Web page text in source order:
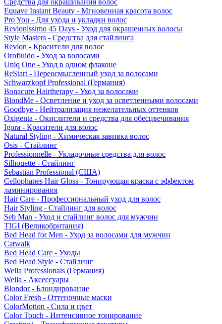
Средства для окрашивания волос
Equave Instant Beauty - Мгновенная красота волос
Pro You - Для ухода и укладки волос
Revlonissimo 45 Days - Уход для окрашенных волосы
Style Masters - Средства для стайлинга
Revlon - Красители для волос
Orofluido - Уход за волосами
Uniq One - Уход в одном флаконе
ReStart - Переосмысленный уход за волосами
Schwarzkopf Professional (Германия)
Bonacure Hairtherapy - Уход за волосами
BlondMe - Осветление и уход за осветленными волосами
Goodbye - Нейтрализация нежелательных оттенков
Oxigenta - Окислители и средства для обесцвечивания
Igora - Красители для волос
Natural Styling - Химическая завивка волос
Osis - Стайлинг
Professionnelle - Укладочные средства для волос
Silhouette - Стайлинг
Sebastian Professional (США)
Cellophanes Hair Gloss - Тонирующая краска с эффектом
ламинирования
Hair Care - Профессиональный уход для волос
Hair Styling - Стайлинг для волос
Seb Man - Уход и стайлинг волос для мужчин
TIGI (Великобритания)
Bed Head for Men - Уход за волосами для мужчин
Catwalk
Bed Head Care - Уходы
Bed Head Style - Стайлинг
Wella Professionals (Германия)
Wella - Аксессуары
Blondor - Блондирование
Color Fresh - Оттеночные маски
ColorMotion - Сила и цвет
Color Touch - Интенсивное тонирование